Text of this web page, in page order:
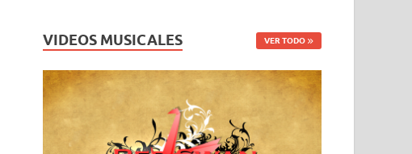
VIDEOS MUSICALES VER TODO